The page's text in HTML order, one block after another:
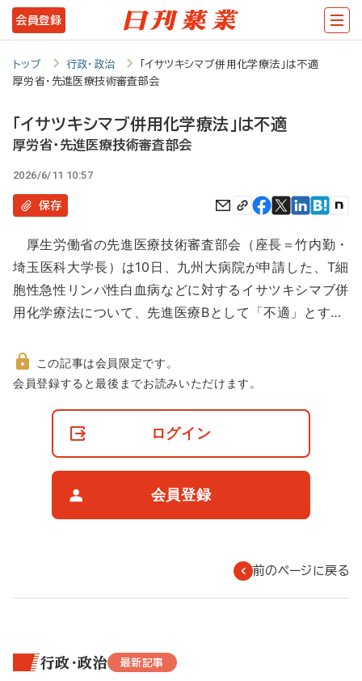
メ
イ
コ
テ
ツ
に
動
会員登録
トップ 行政・政治
「イサツキシマブ併用化学療法」は不適
厚労省・先進医療技術審査部会
「イサツキシマブ併用化学療法」は不適
厚労省・先進医療技術審査部会
2026/6/11 10:57
保存
厚生労働省の先進医療技術審査部会（座長＝竹内勤・
埼玉医科大学長）は10日、九州大病院が申請した、T細
胞性急性リンパ性白血病などに対するイサツキシマブ併
用化学療法について、先進医療Bとして「不適」とす…
非
この記事は会員限定です。
会員登録すると最後までお読みいただけます。
ログイン
会員登録
前のページに戻る
行政・政治 最新記事